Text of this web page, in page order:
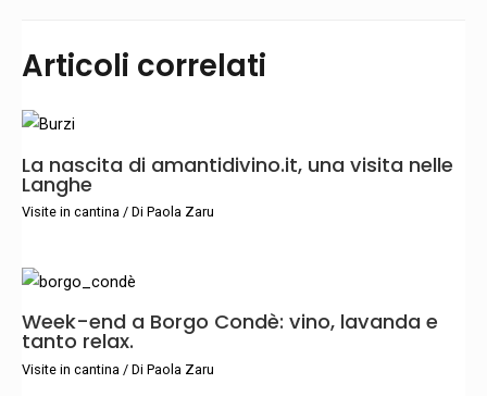
Articoli correlati
La nascita di amantidivino.it, una visita nelle
Langhe
Visite in cantina / Di Paola Zaru
Week-end a Borgo Condè: vino, lavanda e
tanto relax.
Visite in cantina / Di Paola Zaru